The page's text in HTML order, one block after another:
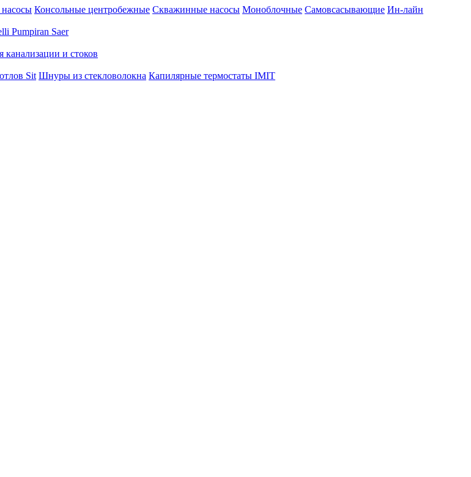
Консольные центробежные Скважинные насосы Моноблочные Самовсасывающие Ин-лайн
Pumpiran Saer
канализации и стоков
Sit Шнуры из стекловолокна Капилярные термостаты IMIT